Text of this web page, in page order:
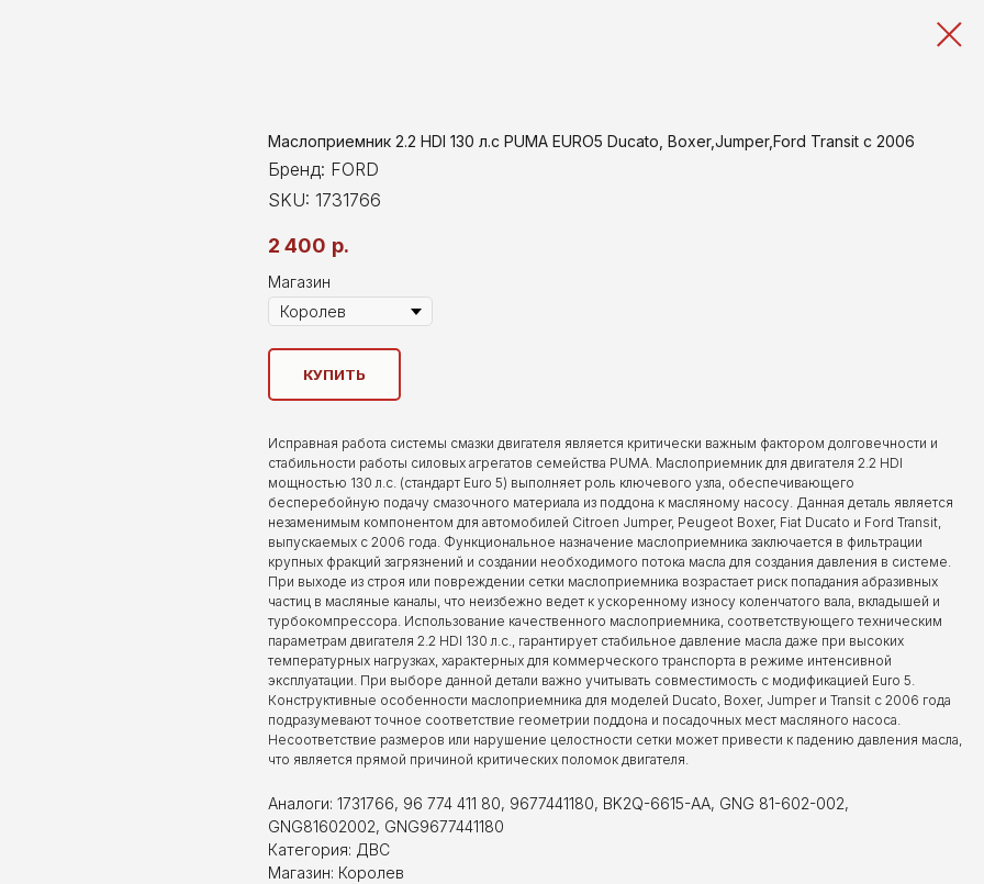
Маслоприемник 2.2 HDI 130 л.с PUMA EURO5 Ducato, Boxer,Jumper,Ford Transit с 2006
Бренд: FORD
SKU: 1731766
2 400 р.
Магазин
КУПИТЬ
Исправная работа системы смазки двигателя является критически важным фактором долговечности и
стабильности работы силовых агрегатов семейства PUMA. Маслоприемник для двигателя 2.2 HDI
мощностью 130 л.с. (стандарт Euro 5) выполняет роль ключевого узла, обеспечивающего
бесперебойную подачу смазочного материала из поддона к масляному насосу. Данная деталь является
незаменимым компонентом для автомобилей Citroen Jumper, Peugeot Boxer, Fiat Ducato и Ford Transit,
выпускаемых с 2006 года. Функциональное назначение маслоприемника заключается в фильтрации
крупных фракций загрязнений и создании необходимого потока масла для создания давления в системе.
При выходе из строя или повреждении сетки маслоприемника возрастает риск попадания абразивных
частиц в масляные каналы, что неизбежно ведет к ускоренному износу коленчатого вала, вкладышей и
турбокомпрессора. Использование качественного маслоприемника, соответствующего техническим
параметрам двигателя 2.2 HDI 130 л.с., гарантирует стабильное давление масла даже при высоких
температурных нагрузках, характерных для коммерческого транспорта в режиме интенсивной
эксплуатации. При выборе данной детали важно учитывать совместимость с модификацией Euro 5.
Конструктивные особенности маслоприемника для моделей Ducato, Boxer, Jumper и Transit с 2006 года
подразумевают точное соответствие геометрии поддона и посадочных мест масляного насоса.
Несоответствие размеров или нарушение целостности сетки может привести к падению давления масла,
что является прямой причиной критических поломок двигателя.
Аналоги: 1731766, 96 774 411 80, 9677441180, BK2Q-6615-AA, GNG 81-602-002,
GNG81602002, GNG9677441180
Категория: ДВС
Магазин: Королев